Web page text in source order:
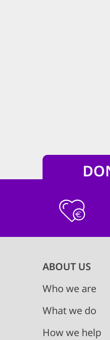
Main
ABOUT US
Who we are
What we do
How we help